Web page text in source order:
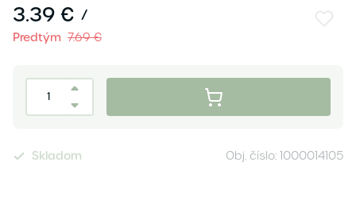
3.39 € /
Predtým 7.69 €
Skladom Obj. číslo: 1000014105